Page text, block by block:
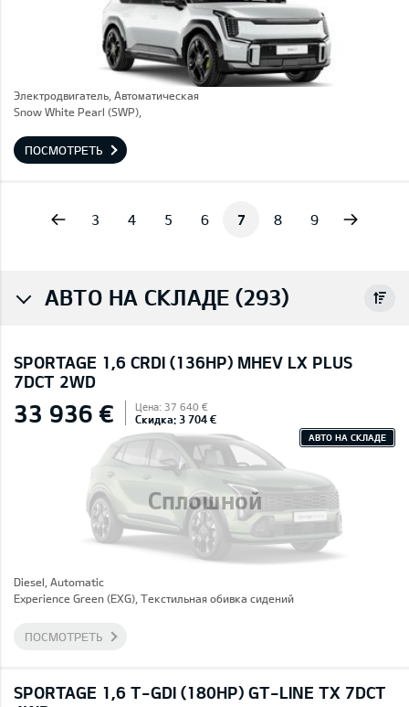
Электродвигатель, Автоматическая
Snow White Pearl (SWP),
ПОСМОТРЕТЬ
3 4 5 6 7 8 9
АВТО НА СКЛАДЕ (293)
SPORTAGE 1,6 CRDI (136HP) MHEV LX PLUS
7DCT 2WD
Сплошной
33 936 € Цена: 37 640 €
Скидка: 3 704 €
АВТО НА СКЛАДЕ
Diesel, Automatic
Experience Green (EXG), Текстильная обивка сидений
ПОСМОТРЕТЬ
SPORTAGE 1,6 T-GDI (180HP) GT-LINE TX 7DCT